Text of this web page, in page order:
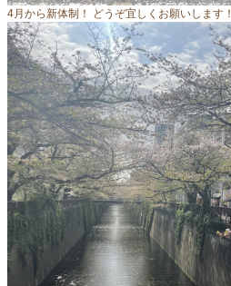
4月から新体制！ どうぞ宜しくお願いします！